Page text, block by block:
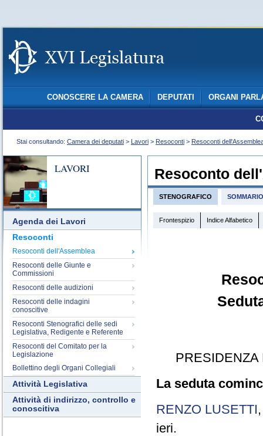
CONOSCERE LA CAMERA DEPUTATI ORGANI
Stai consultando: Camera dei deputati > Lavori > Resoconti > Resoconti
LAVORI
Agenda dei Lavori
Resoconti
Resoconti dell'Assemblea
Resoconti delle Giunte e
Commissioni
Resoconti delle audizioni
Resoconti delle indagini
conoscitive
Resoconti Stenografici delle sedi
Legislativa, Redigente e Referente
Resoconti del Comitato per la
Legislazione
Bollettino degli Organi Collegiali
Attività Legislativa
Attività di indirizzo, controllo e
conoscitiva
Resoconto
STENOGRAFICO SOMMARIO
Frontespizio Indice Alfabetico
PRESIDENZA
La seduta
RENZO LUSETTI
ieri.